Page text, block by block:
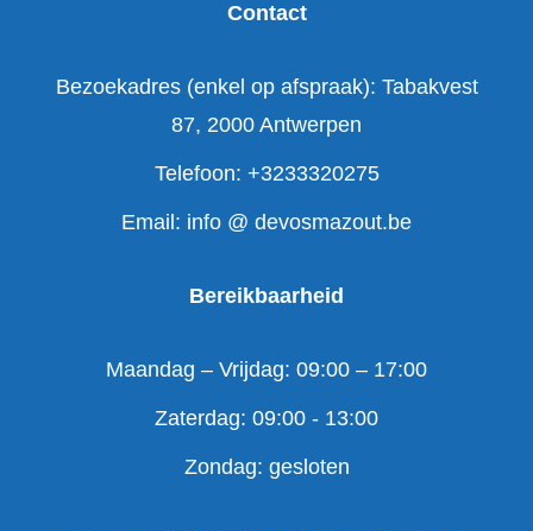
Contact
Bezoekadres (enkel op afspraak): Tabakvest
87, 2000 Antwerpen
Telefoon: +3233320275
Email: info @ devosmazout.be
Bereikbaarheid
Maandag – Vrijdag: 09:00 – 17:00
Zaterdag: 09:00 - 13:00
Zondag: gesloten